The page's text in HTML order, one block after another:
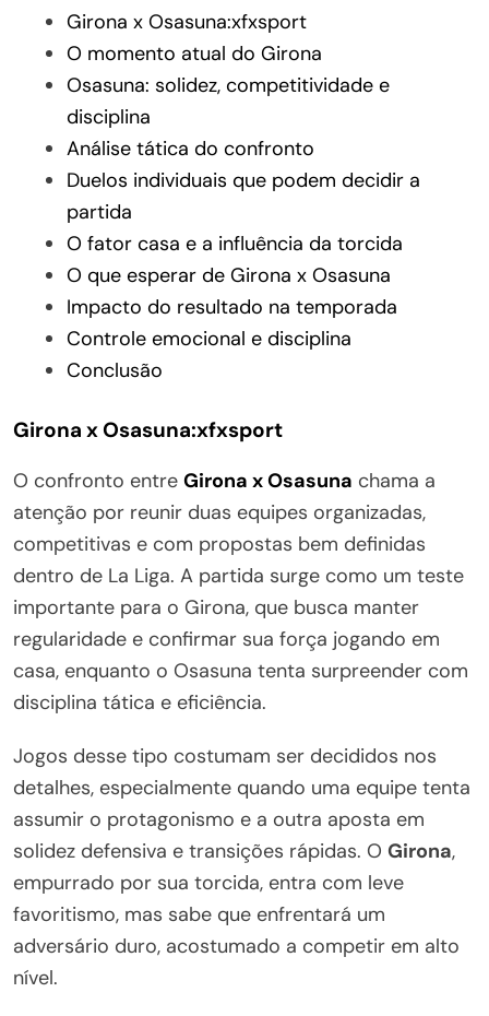
Girona x Osasuna:xfxsport
O momento atual do Girona
Osasuna: solidez, competitividade e
disciplina
Análise tática do confronto
Duelos individuais que podem decidir a
partida
O fator casa e a influência da torcida
O que esperar de Girona x Osasuna
Impacto do resultado na temporada
Controle emocional e disciplina
Conclusão
Girona x Osasuna:xfxsport
O confronto entre Girona x Osasuna chama a
atenção por reunir duas equipes organizadas,
competitivas e com propostas bem definidas
dentro de La Liga. A partida surge como um teste
importante para o Girona, que busca manter
regularidade e confirmar sua força jogando em
casa, enquanto o Osasuna tenta surpreender com
disciplina tática e eficiência.
Jogos desse tipo costumam ser decididos nos
detalhes, especialmente quando uma equipe tenta
assumir o protagonismo e a outra aposta em
solidez defensiva e transições rápidas. O Girona,
empurrado por sua torcida, entra com leve
favoritismo, mas sabe que enfrentará um
adversário duro, acostumado a competir em alto
nível.